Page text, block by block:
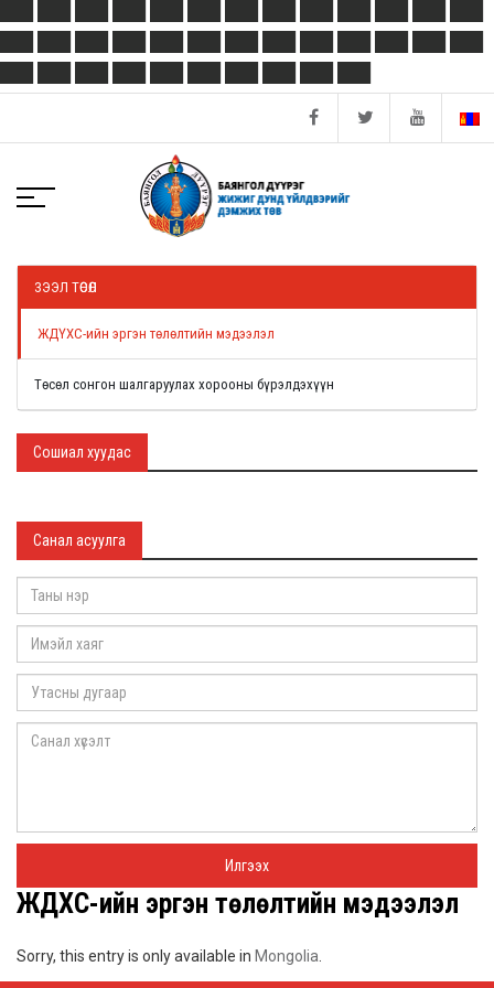
ЗЭЭЛ ТӨСӨЛ
ЖДҮХС-ийн эргэн төлөлтийн мэдээлэл
Төсөл сонгон шалгаруулах хорооны бүрэлдэхүүн
Сошиал хуудас
Санал асуулга
ЖДҮХС-ийн эргэн төлөлтийн мэдээлэл
Sorry, this entry is only available in Mongolia